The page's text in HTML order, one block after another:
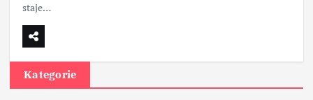
staje…
Kategorie